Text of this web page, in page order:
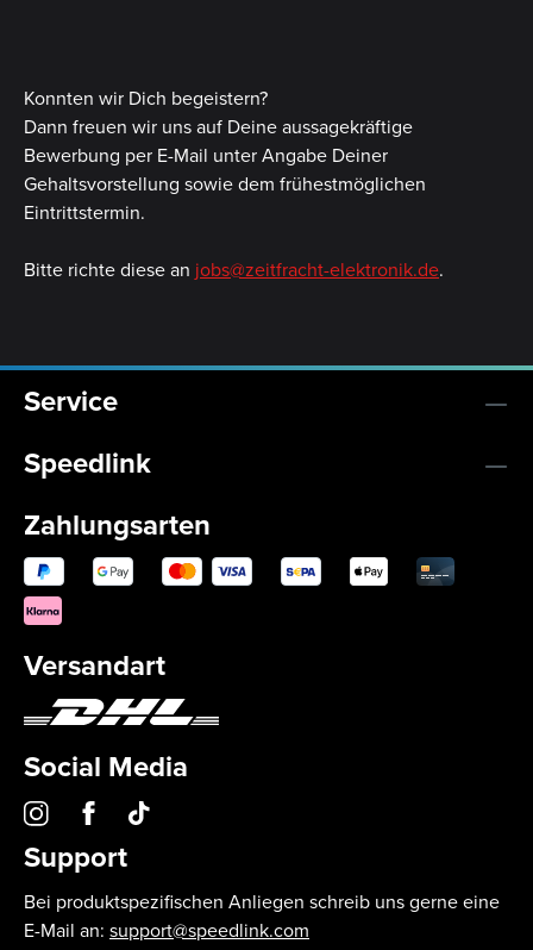
Konnten wir Dich begeistern?
Dann freuen wir uns auf Deine aussagekräftige
Bewerbung per E-Mail unter Angabe Deiner
Gehaltsvorstellung sowie dem frühestmöglichen
Eintrittstermin.
Bitte richte diese an jobs@zeitfracht-elektronik.de.
Service
Speedlink
Zahlungsarten
Versandart
Social Media
Support
Bei produktspezifischen Anliegen schreib uns gerne eine
E-Mail an: support@speedlink.com